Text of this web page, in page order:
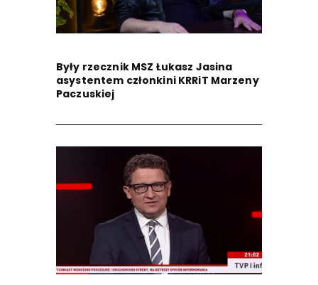
Były rzecznik MSZ Łukasz Jasina
asystentem członkini KRRiT Marzeny
Paczuskiej